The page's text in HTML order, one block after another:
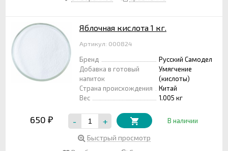
Яблочная кислота 1 кг.
Артикул: 000824
Бренд
Русский Самодел
Добавка в готовый
напиток
Умягчение
(кислоты)
Страна происхождения
Китай
Вес
1.005 кг
650 ₽ - + В наличии
Быстрый просмотр